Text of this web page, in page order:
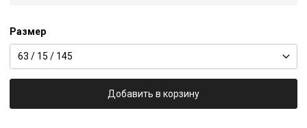
Размер
63 / 15 / 145
Добавить в корзину